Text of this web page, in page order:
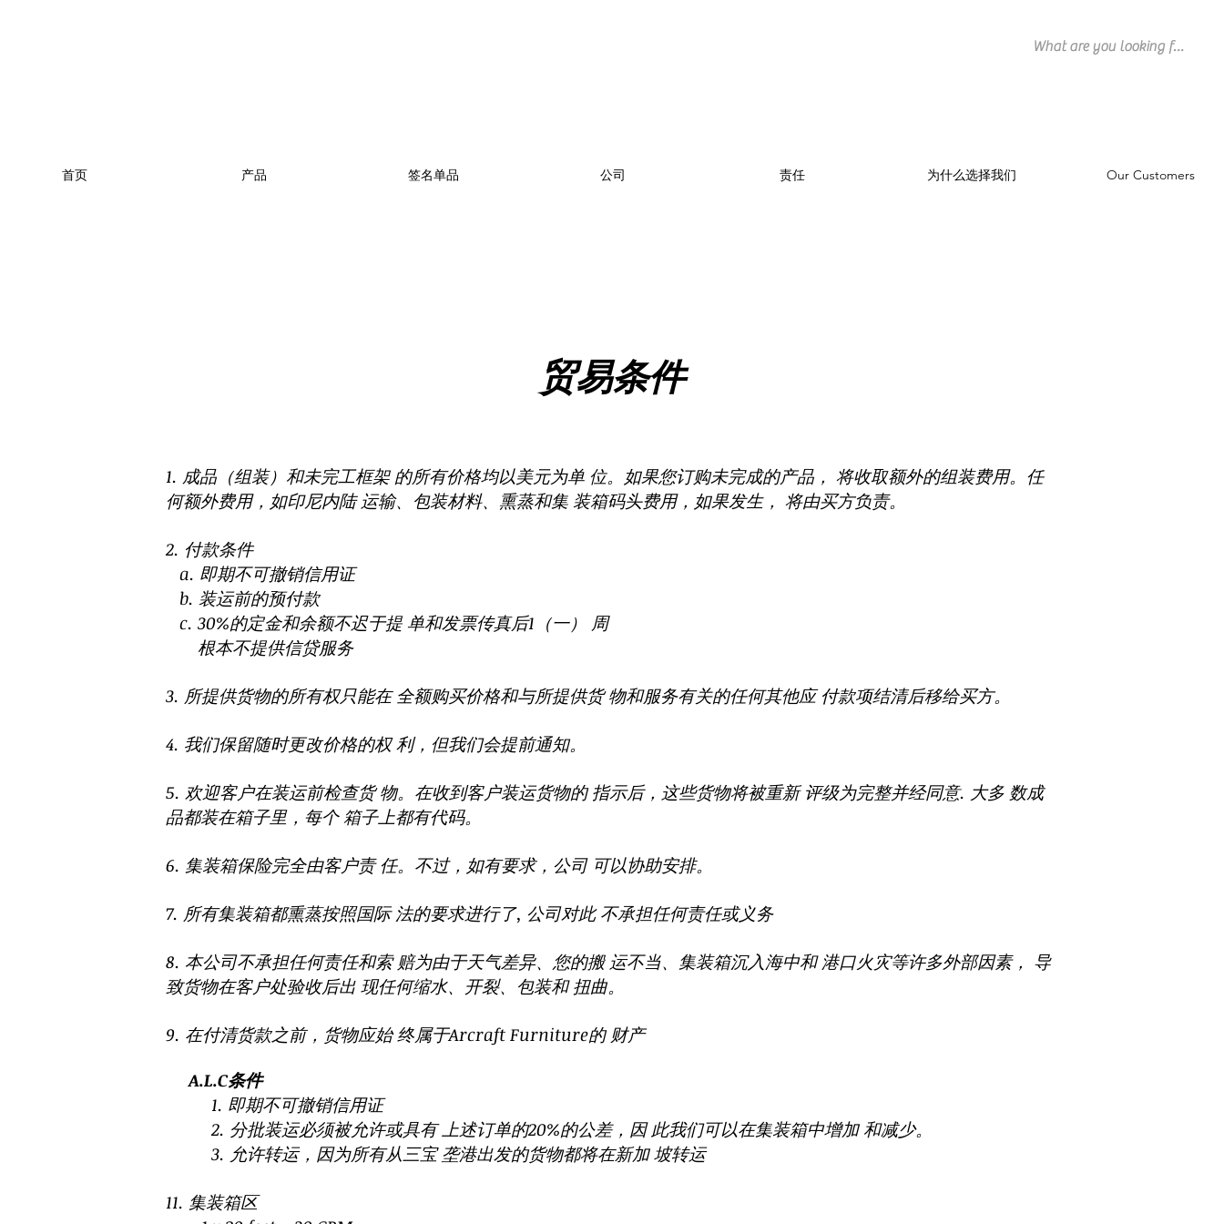
首页 产品 签名单品 公司 责任 为什么选择我们 Our Customers
贸易条件
1. 成品（组装）和未完工框架 的所有价格均以美元为单 位。如果您订购未完成的产品， 将收取额外的组装费用。任
何额外费用，如印尼内陆 运输、包装材料、熏蒸和集 装箱码头费用，如果发生， 将由买方负责。
2. 付款条件
a. 即期不可撤销信用证
b. 装运前的预付款
c. 30%的定金和余额不迟于提 单和发票传真后1（一） 周
根本不提供信贷服务
3. 所提供货物的所有权只能在 全额购买价格和与所提供货 物和服务有关的任何其他应 付款项结清后移给买方。
4. 我们保留随时更改价格的权 利，但我们会提前通知。
5. 欢迎客户在装运前检查货 物。在收到客户装运货物的 指示后，这些货物将被重新 评级为完整并经同意. 大多 数成
品都装在箱子里，每个 箱子上都有代码。
6. 集装箱保险完全由客户责 任。不过，如有要求，公司 可以协助安排。
7. 所有集装箱都熏蒸按照国际 法的要求进行了, 公司对此 不承担任何责任或义务
8. 本公司不承担任何责任和索 赔为由于天气差异、您的搬 运不当、集装箱沉入海中和 港口火灾等许多外部因素， 导
致货物在客户处验收后出 现任何缩水、开裂、包装和 扭曲。
9. 在付清货款之前，货物应始 终属于Arcraft Furniture的 财产
A.L.C条件
1. 即期不可撤销信用证
2. 分批装运必须被允许或具有 上述订单的20%的公差，因 此我们可以在集装箱中增加 和减少。
3. 允许转运，因为所有从三宝 垄港出发的货物都将在新加 坡转运
11. 集装箱区